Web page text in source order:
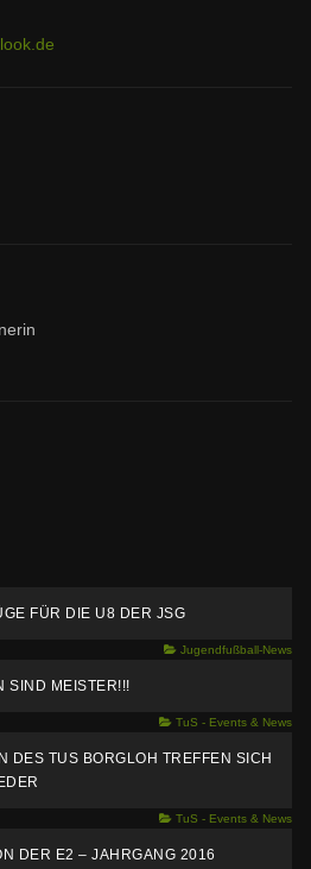
FÜR DIE U8 DER JSG
Jugendfußball-News
SIND MEISTER!!!
TuS - Events & News
DES TUS BORGLOH TREFFEN SICH
TuS - Events & News
DER E2 – JAHRGANG 2016